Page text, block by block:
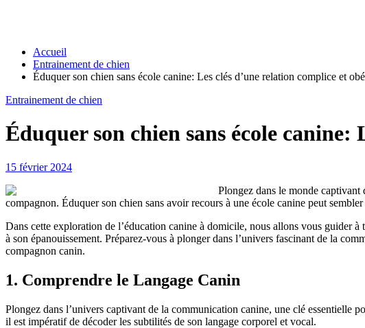
Accueil
Entrainement de chien
Éduquer son chien sans école canine: Les clés d’une relation complice et
Entrainement de chien
Éduquer son chien sans école canine:
15 février 2024
Plongez dans le monde captivant
compagnon. Éduquer son chien sans avoir recours à une école canine peut
Dans cette exploration de l’éducation canine à domicile, nous allons vous guider
à son épanouissement. Préparez-vous à plonger dans l’univers fascinant de la
compagnon canin.
1. Comprendre le Langage Canin
Plongez dans l’univers captivant de la communication canine, une clé essentielle
il est impératif de décoder les subtilités de son langage corporel et vocal.